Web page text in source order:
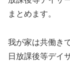
まとめます。
我が家は共働き
日放課後等デイ